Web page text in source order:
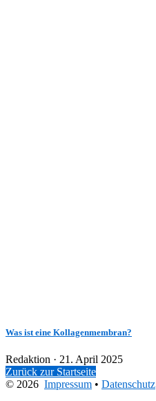
Was ist eine Kollagenmembran?
Redaktion · Veröffentlicht
am
21. April 2025
Zurück zur Startseite
© 2026 Impressum • Datenschutz